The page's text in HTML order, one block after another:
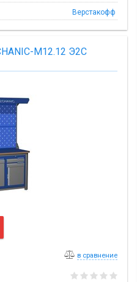
Верстакофф
М12.12 Э2С
в сравнение